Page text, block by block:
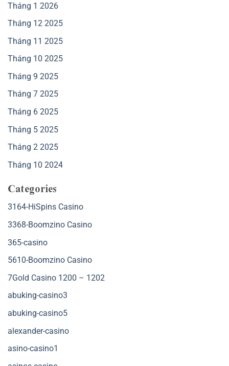
Tháng 1 2026
Tháng 12 2025
Tháng 11 2025
Tháng 10 2025
Tháng 9 2025
Tháng 7 2025
Tháng 6 2025
Tháng 5 2025
Tháng 2 2025
Tháng 10 2024
Categories
3164-HiSpins Casino
3368-Boomzino Casino
365-casino
5610-Boomzino Casino
7Gold Casino 1200 – 1202
abuking-casino3
abuking-casino5
alexander-casino
asino-casino1